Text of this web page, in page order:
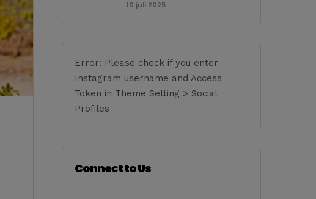
10 juli 2025
Error: Please check if you enter
Instagram username and Access
Token in Theme Setting > Social
Profiles
Connect to Us